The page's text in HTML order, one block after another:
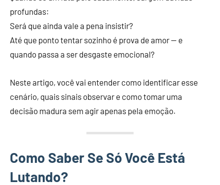
profundas:
Será que ainda vale a pena insistir?
Até que ponto tentar sozinho é prova de amor — e
quando passa a ser desgaste emocional?
Neste artigo, você vai entender como identificar esse
cenário, quais sinais observar e como tomar uma
decisão madura sem agir apenas pela emoção.
Como Saber Se Só Você Está
Lutando?